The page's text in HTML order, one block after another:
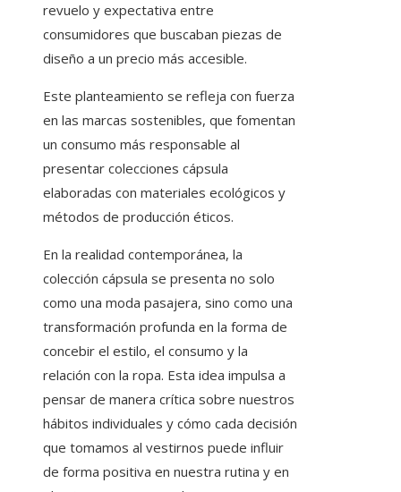
revuelo y expectativa entre
consumidores que buscaban piezas de
diseño a un precio más accesible.
Este planteamiento se refleja con fuerza
en las marcas sostenibles, que fomentan
un consumo más responsable al
presentar colecciones cápsula
elaboradas con materiales ecológicos y
métodos de producción éticos.
En la realidad contemporánea, la
colección cápsula se presenta no solo
como una moda pasajera, sino como una
transformación profunda en la forma de
concebir el estilo, el consumo y la
relación con la ropa. Esta idea impulsa a
pensar de manera crítica sobre nuestros
hábitos individuales y cómo cada decisión
que tomamos al vestirnos puede influir
de forma positiva en nuestra rutina y en